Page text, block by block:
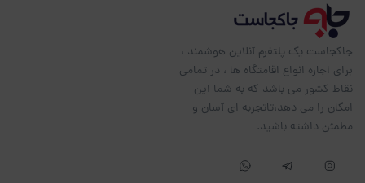
جاکجاست یک پلتفرم آنلاین هوشمند ،
برای اجاره انواع اقامتگاه ها ، در تمامی
نقاط کشور می باشد که به شما این
امکان را می دهد،تاتجربه ای آسان و
مطمئن داشته باشید.